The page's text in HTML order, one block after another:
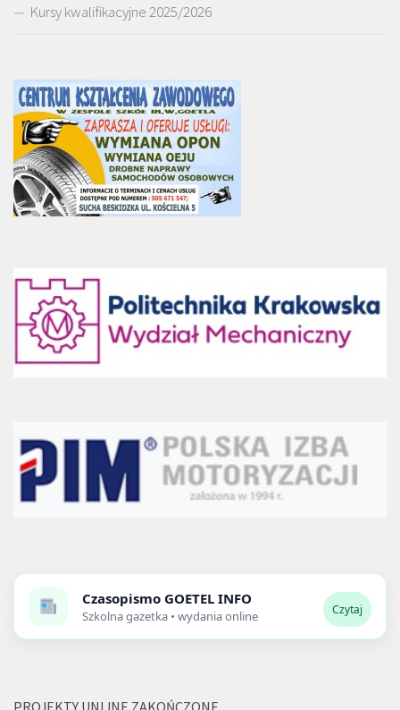
Kursy kwalifikacyjne 2025/2026
Czasopismo GOETEL INFO
Szkolna gazetka • wydania online Czytaj